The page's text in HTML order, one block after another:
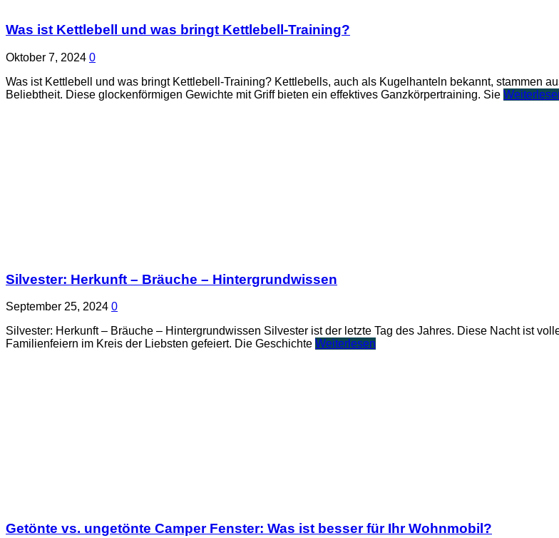
Was ist Kettlebell und was bringt Kettlebell-Training?
Oktober 7, 2024 0
Was ist Kettlebell und was bringt Kettlebell-Training? Kettlebells, auch als Kugelhanteln bekannt, stammen
Beliebtheit. Diese glockenförmigen Gewichte mit Griff bieten ein effektives Ganzkörpertraining. Sie
Silvester: Herkunft – Bräuche – Hintergrundwissen
September 25, 2024 0
Silvester: Herkunft – Bräuche – Hintergrundwissen Silvester ist der letzte Tag des Jahres. Diese Nacht ist
Familienfeiern im Kreis der Liebsten gefeiert. Die Geschichte Weiterlesen
Getönte vs. ungetönte Camper Fenster: Was ist besser für Ihr Wohnmobil?